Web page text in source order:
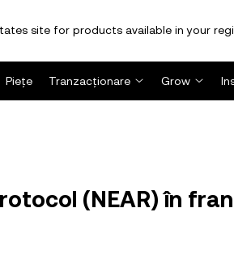
site for products available in your
Piețe Tranzacționare Grow
(NEAR) în